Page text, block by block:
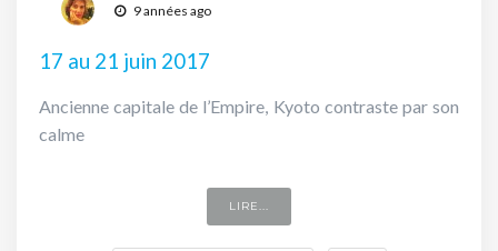
9 années ago
17 au 21 juin 2017
Ancienne capitale de l’Empire, Kyoto contraste par son
calme
LIRE...